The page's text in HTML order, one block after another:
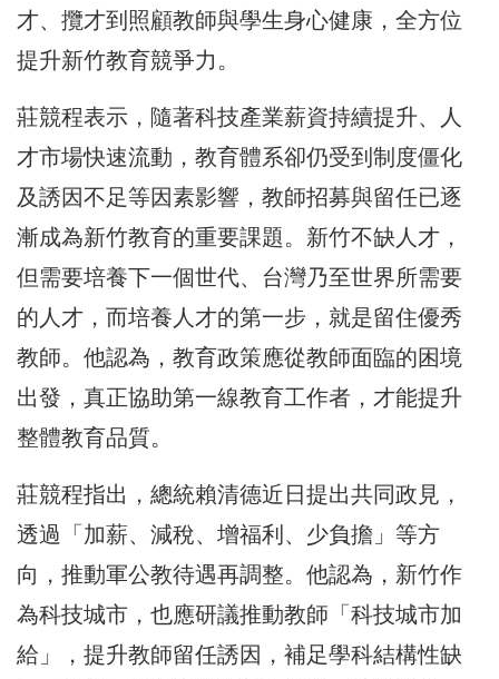
才、攬才到照顧教師與學生身心健康，全方位
提升新竹教育競爭力。
莊競程表示，隨著科技產業薪資持續提升、人
才市場快速流動，教育體系卻仍受到制度僵化
及誘因不足等因素影響，教師招募與留任已逐
漸成為新竹教育的重要課題。新竹不缺人才，
但需要培養下一個世代、台灣乃至世界所需要
的人才，而培養人才的第一步，就是留住優秀
教師。他認為，教育政策應從教師面臨的困境
出發，真正協助第一線教育工作者，才能提升
整體教育品質。
莊競程指出，總統賴清德近日提出共同政見，
透過「加薪、減稅、增福利、少負擔」等方
向，推動軍公教待遇再調整。他認為，新竹作
為科技城市，也應研議推動教師「科技城市加
給」，提升教師留任誘因，補足學科結構性缺